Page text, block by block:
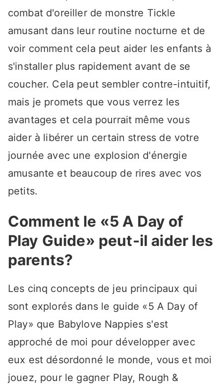
combat d'oreiller de monstre Tickle
amusant dans leur routine nocturne et de
voir comment cela peut aider les enfants à
s'installer plus rapidement avant de se
coucher. Cela peut sembler contre-intuitif,
mais je promets que vous verrez les
avantages et cela pourrait même vous
aider à libérer un certain stress de votre
journée avec une explosion d'énergie
amusante et beaucoup de rires avec vos
petits.
Comment le «5 A Day of
Play Guide» peut-il aider les
parents?
Les cinq concepts de jeu principaux qui
sont explorés dans le guide «5 A Day of
Play» que Babylove Nappies s'est
approché de moi pour développer avec
eux est désordonné le monde, vous et moi
jouez, pour le gagner Play, Rough &